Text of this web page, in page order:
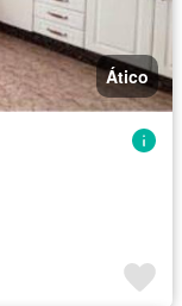
Ático